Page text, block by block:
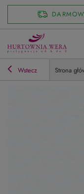
Wstecz Strona